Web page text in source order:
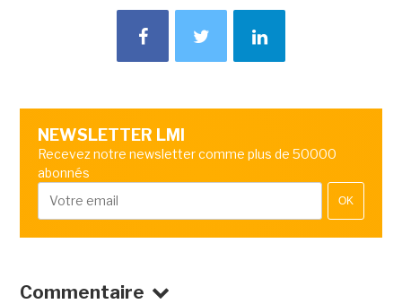
NEWSLETTER LMI
Recevez notre newsletter comme plus de 50000
abonnés
OK
Commentaire